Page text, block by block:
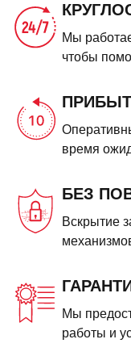
Мы
чтобы
время
БЕЗ
Вскрытие
Мы
работы и